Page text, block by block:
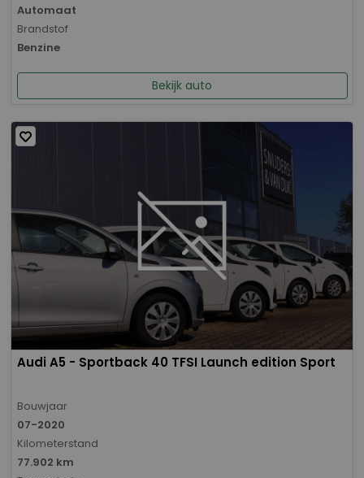
Automaat
Brandstof
Benzine
Bekijk auto
Audi A5 - Sportback 40 TFSI Launch edition Sport
Bouwjaar
07-2020
Kilometerstand
77.902 km